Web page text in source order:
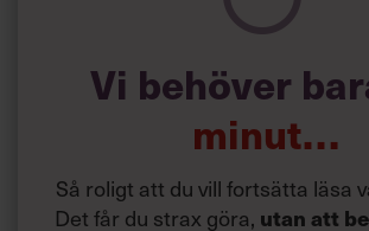
Siri Wikander:
början av
Vi behöver
minut…
Så roligt att du vill fortsätta läsa
Det får du strax göra, utan att